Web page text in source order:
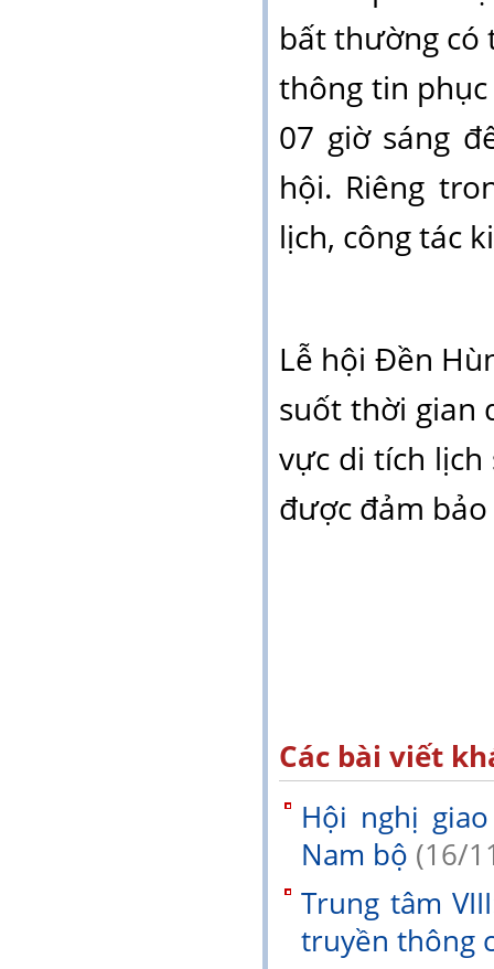
bất thường có
thông tin
07 giờ sáng
hội. Riêng
lịch, công tác
Lễ hội Đền
suốt thời gian
vực di tích lịch
được đảm
Các bài viết
Hội nghị
Nam bộ (16/
Trung tâm
truyền thông